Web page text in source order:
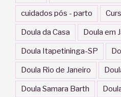
cuidados pós - parto
Doula da Casa Doula em
Doula Itapetininga-SP
Doula Rio de Janeiro
Doula Samara Barth